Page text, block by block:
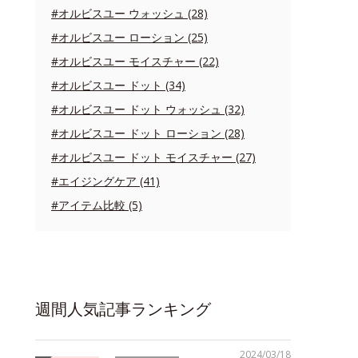
#オルビスユー ウォッシュ (28)
#オルビスユー ローション (25)
#オルビスユー モイスチャー (22)
#オルビスユー ドット (34)
#オルビスユー ドット ウォッシュ (32)
#オルビスユー ドット ローション (28)
#オルビスユー ドット モイスチャー (27)
#エイジングケア (41)
#アイテム比較 (5)
週間人気記事ランキング
2024/03/18